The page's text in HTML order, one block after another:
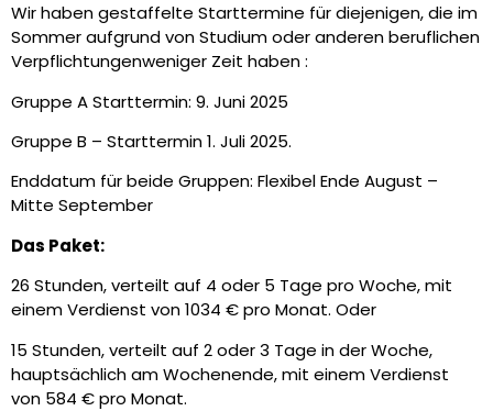
Wir haben gestaffelte Starttermine für diejenigen, die im
Sommer aufgrund vonStudium oder anderen beruflichen
Verpflichtungenweniger Zeit haben:
Gruppe A Starttermin: 9. Juni 2025
Gruppe B – Starttermin 1. Juli 2025.
Enddatum für beide Gruppen: Flexibel Ende August –
Mitte September
Das Paket:
26 Stunden, verteilt auf 4 oder 5 Tage pro Woche,mit
einem Verdienst von1034 € pro Monat. Oder
15 Stunden, verteilt auf 2 oder 3 Tage in der Woche,
hauptsächlich am Wochenende, mit einem Verdienst
von 584 €pro Monat.